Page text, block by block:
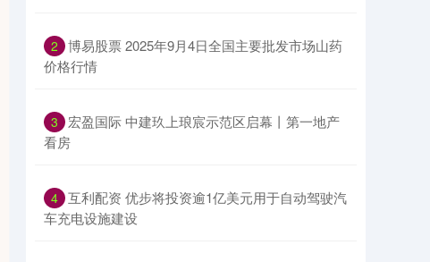
2 ​博易股票 2025年9月4日全国主要批发市场山药
价格行情
3
​宏盈国际 中建玖上琅宸示范区启幕丨第一地产
看房
4 ​互利配资 优步将投资逾1亿美元用于自动驾驶汽
车充电设施建设